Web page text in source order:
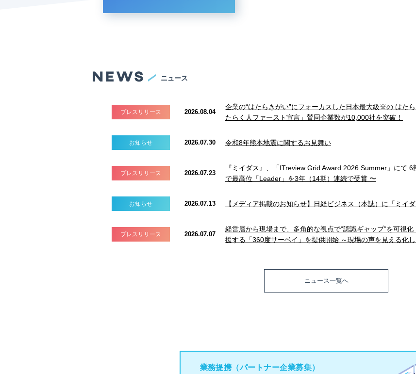
ニュース
プレスリリース 2026.08.04
企業の“はたらきがい”にフォーカスした日本最大級※の はた
たらく人ファースト宣言」賛同企業数が10,000社を突破！
お知らせ 2026.07.30 令和8年熊本地震に関するお見舞い
プレスリリース 2026.07.23
『ミイダス』、「ITreview Grid Award 2026 Summer」にて
で最高位「Leader」を3年（14期）連続で受賞 〜
お知らせ 2026.07.13 【メディア掲載のお知らせ】日経ビジネス（本誌）に「ミイ
プレスリリース 2026.07.07
経営層から現場まで、多角的な視点で”認識ギャップ”を可視
援する「360度サーベイ」を提供開始 ～現場の声を見える化
ニュース一覧へ
業務提携（パートナー企業募集）